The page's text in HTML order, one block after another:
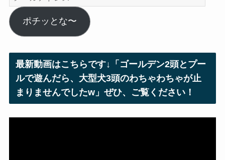
ー
ル
ア
ス
ポチッとな〜
最新動画はこちらです↓「ゴールデン2頭とプー
ルで遊んだら、大型犬3頭のわちゃわちゃが止
まりませんでしたw」ぜひ、ご覧ください！